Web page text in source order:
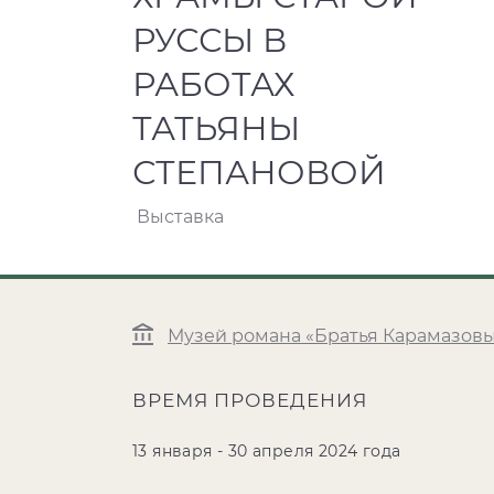
РУССЫ В
РАБОТАХ
ТАТЬЯНЫ
СТЕПАНОВОЙ
Выставка
Музей романа «Братья
ВРЕМЯ ПРОВЕДЕНИЯ
13 января - 30 апреля 2024 года